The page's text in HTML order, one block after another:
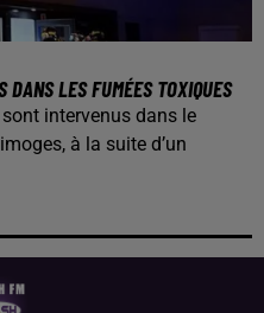
DANS LES FUMÉES TOXIQUES
intervenus dans le
à la suite d’un